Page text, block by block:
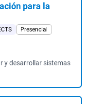
para la
Presencial
y desarrollar sistemas